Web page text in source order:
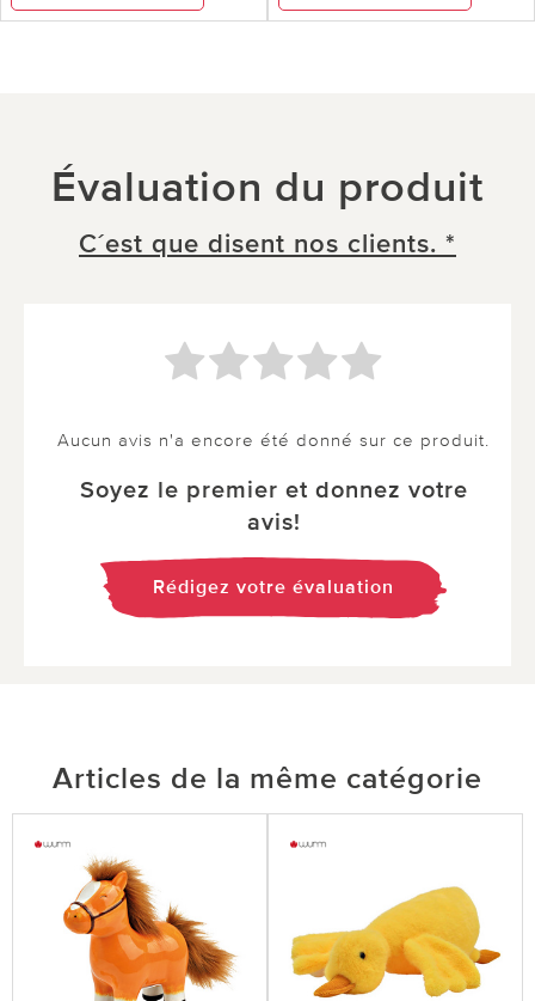
Évaluation du produit
C´est que disent nos clients. *
Aucun avis n'a encore été donné sur ce produit.
Soyez le premier et donnez votre
avis!
Rédigez votre évaluation
Articles de la même catégorie